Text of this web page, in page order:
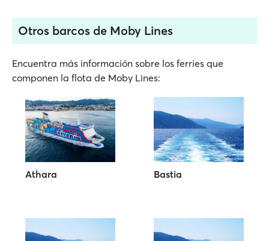
Otros barcos de Moby Lines
Encuentra más información sobre los ferries que
componen la flota de Moby Lines:
Athara Bastia